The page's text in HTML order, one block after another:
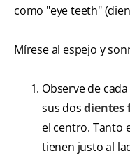
como "eye teeth"
Mírese al espejo y
Observe de
sus dosdientes
el centro. Tanto
tienen justo al